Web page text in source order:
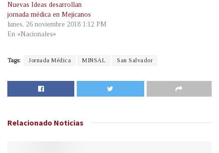
Nuevas Ideas desarrollan
jornada médica en Mejicanos
lunes, 26 noviembre 2018 1:12 PM
En «Nacionales»
Tags: Jornada Médica MINSAL San Salvador
Relacionado Noticias